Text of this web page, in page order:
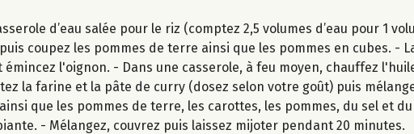
d’eau salée pour le riz (comptez 2,5 volumes d’eau pour 1
puis coupez les pommes de terre ainsi que les pommes en cubes. -
émincez l'oignon. - Dans une casserole, à feu moyen, chauffez
la farine et la pâte de curry (dosez selon votre goût) puis
que les pommes de terre, les carottes, les pommes, du sel et
- Mélangez, couvrez puis laissez mijoter pendant 20 minutes.